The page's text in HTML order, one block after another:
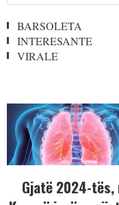
BARSOLETA
INTERESANTE
VIRALE
Gjatë 2024-tës,